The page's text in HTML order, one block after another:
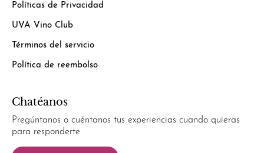
Políticas de Privacidad
UVA Vino Club
Términos del servicio
Política de reembolso
Chatéanos
Pregúntanos o cuéntanos tus experiencias cuando quieras
para responderte